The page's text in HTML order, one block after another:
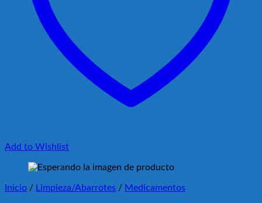
Add to Wishlist
Inicio / Limpieza/Abarrotes / Medicamentos